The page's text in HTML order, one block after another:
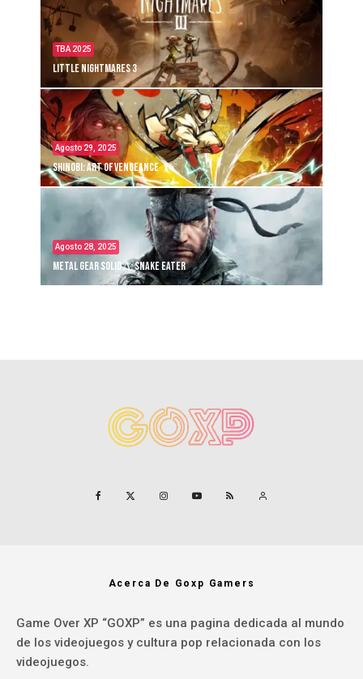
TBA 2025
Little Nightmares 3
Agosto 29, 2025
Shinobi: Art of Vengeance
Agosto 28, 2025
Metal Gear Solid Δ: Snake Eater
Acerca De Goxp Gamers
Game Over XP “GOXP” es una pagina dedicada al mundo
de los videojuegos y cultura pop relacionada con los
videojuegos.